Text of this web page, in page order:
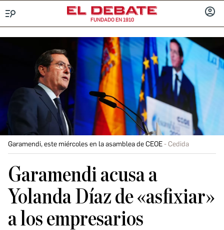
FUNDADO EN 1910
Garamendi, este miércoles en la asamblea de CEOE Cedida
Garamendi acusa a
Yolanda Díaz de «asfixiar»
a los empresarios